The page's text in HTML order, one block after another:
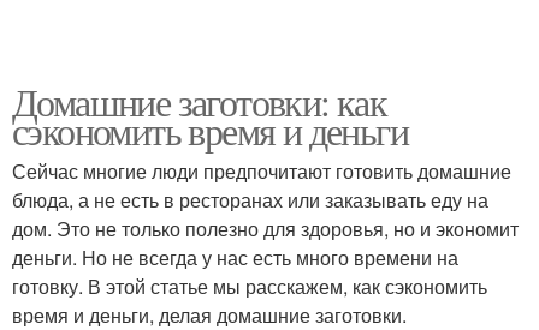
Домашние заготовки: как
сэкономить время и деньги
Сейчас многие люди предпочитают готовить домашние
блюда, а не есть в ресторанах или заказывать еду на
дом. Это не только полезно для здоровья, но и экономит
деньги. Но не всегда у нас есть много времени на
готовку. В этой статье мы расскажем, как сэкономить
время и деньги, делая домашние заготовки.